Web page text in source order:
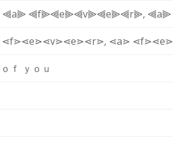
⫷a⫸ ⫷f⫸⫷e⫸⫷v⫸⫷e⫸⫷r⫸, ⫷a⫸
⋖f⋗⋖e⋗⋖v⋗⋖e⋗⋖r⋗, ⋖a⋗ ⋖f⋗⋖e⋗
ｏ ｆ ｙ ｏ ｕ